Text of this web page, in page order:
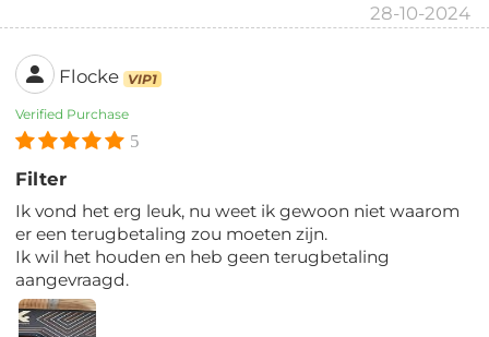
28-10-2024
Flocke VIP1
Verified Purchase
5
Filter
Ik vond het erg leuk, nu weet ik gewoon niet waarom
er een terugbetaling zou moeten zijn.
Ik wil het houden en heb geen terugbetaling
aangevraagd.